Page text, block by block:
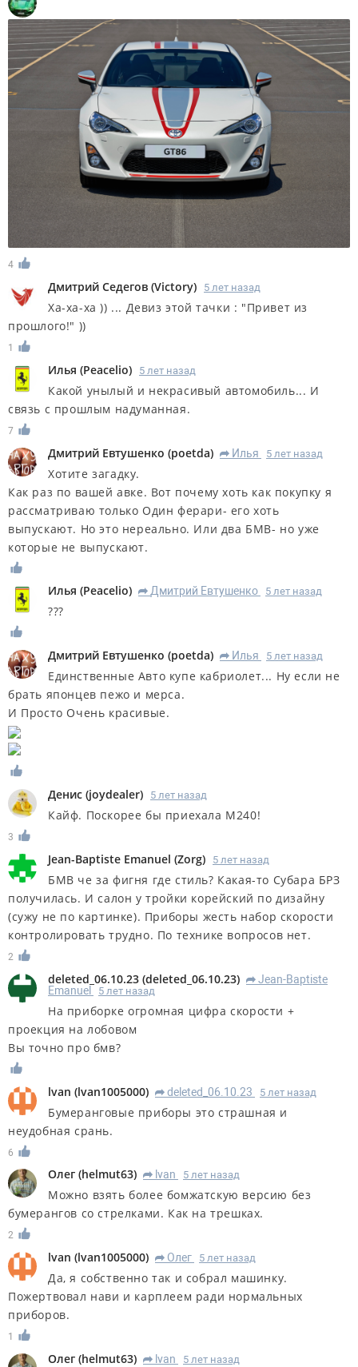
4
Дмитрий Седегов (Victory) 5 лет назад
Ха-ха-ха )) ... Девиз этой тачки : "Привет из
прошлого!" ))
1
Илья (Peacelio) 5 лет назад
Какой унылый и некрасивый автомобиль... И
связь с прошлым надуманная.
7
Дмитрий Евтушенко (poetda) R Илья 5 лет назад
Хотите загадку.
Как раз по вашей авке. Вот почему хоть как покупку я
рассматриваю только Один ферари- его хоть
выпускают. Но это нереально. Или два БМВ- но уже
которые не выпускают.
Илья (Peacelio) R Дмитрий Евтушенко 5 лет назад
???
Дмитрий Евтушенко (poetda) R Илья 5 лет назад
Единственные Авто купе кабриолет... Ну если не
брать японцев пежо и мерса.
И Просто Очень красивые.
Денис (joydealer) 5 лет назад
Кайф. Поскорее бы приехала М240!
3
Jean-Baptiste Emanuel (Zorg) 5 лет назад
БМВ че за фигня где стиль? Какая-то Субара БРЗ
получилась. И салон у тройки корейский по дизайну
(сужу не по картинке). Приборы жесть набор скорости
контролировать трудно. По технике вопросов нет.
2
deleted_06.10.23 (deleted_06.10.23) R Jean-Baptiste
Emanuel
5 лет назад
На приборке огромная цифра скорости +
проекция на лобовом
Вы точно про бмв?
lvan (lvan1005000) R deleted_06.10.23 5 лет назад
Бумеранговые приборы это страшная и
неудобная срань.
6
Олег (helmut63) R lvan 5 лет назад
Можно взять более бомжатскую версию без
бумерангов со стрелками. Как на трешках.
2
lvan (lvan1005000) R Олег 5 лет назад
Да, я собственно так и собрал машинку.
Пожертвовал нави и карплеем ради нормальных
приборов.
1
Олег (helmut63) R lvan 5 лет назад